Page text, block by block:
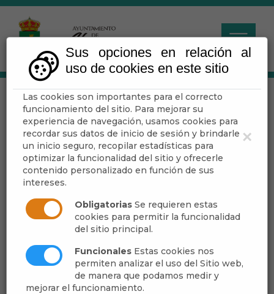
×
Sus opciones en relación al
uso de cookies en este sitio
Las cookies son importantes para el correcto
funcionamiento del sitio. Para mejorar su
experiencia de navegación, usamos cookies para
recordar sus datos de inicio de sesión y brindarle
un inicio seguro, recopilar estadísticas para
optimizar la funcionalidad del sitio y ofrecerle
contenido personalizado en función de sus
intereses.
Obligatorias Se requieren estas
cookies para permitir la funcionalidad
del sitio principal.
Funcionales Estas cookies nos
permiten analizar el uso del Sitio web,
de manera que podamos medir y
mejorar el funcionamiento.
Portal Open Data
Escuchar
Portalde
los datos que genera una Administración
Pública de forma que se permita el acceso,
consulta y la reutilización de la información
tanto a la ciudadanía como a las empresas. Es
decir, que es información que se puede
descargar en distintos formatos.